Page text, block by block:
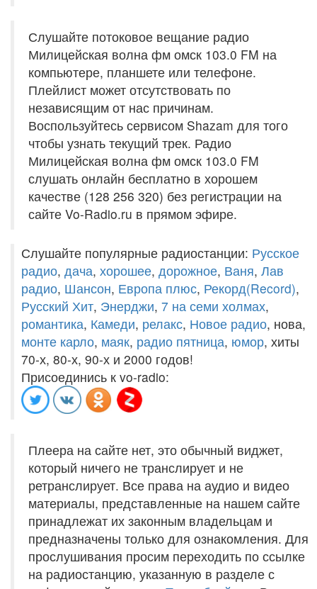
Слушайте потоковое вещание радио
Милицейская волна фм омск 103.0 FM на
компьютере, планшете или телефоне.
Плейлист может отсутствовать по
независящим от нас причинам.
Воспользуйтесь сервисом Shazam для того
чтобы узнать текущий трек. Радио
Милицейская волна фм омск 103.0 FM
слушать онлайн бесплатно в хорошем
качестве (128 256 320) без регистрации на
сайте Vo-Radio.ru в прямом эфире.
Слушайте популярные радиостанции: Русское
радио, дача, хорошее, дорожное, Ваня, Лав
радио, Шансон, Европа плюс, Рекорд(Record),
Русский Хит, Энерджи, 7 на семи холмах,
романтика, Камеди, релакс, Новое радио, нова,
монте карло, маяк, радио пятница, юмор, хиты
70-х, 80-х, 90-х и 2000 годов!
Присоединись к vo-radio:
Плеера на сайте нет, это обычный виджет,
который ничего не транслирует и не
ретранслирует. Все права на аудио и видео
материалы, представленные на нашем сайте
принадлежат их законным владельцам и
предназначены только для ознакомления. Для
прослушивания просим переходить по ссылке
на радиостанцию, указанную в разделе с